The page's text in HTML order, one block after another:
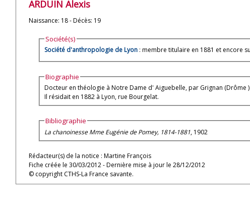
ARDUIN Alexis
Naissance: 18 - Décès: 19
Société(s)
Société d'anthropologie de Lyon
Biographie
Docteur en théologie à Notre Dame d' Aiguebelle, par Grignan (Drôme )
Il résidait en 1882 à Lyon, rue Bourgelat.
Bibliographie
La chanoinesse Mme Eugénie de Pomey, 1814-1881, 1902
Rédacteur(s) de la notice : Martine François
Fiche créée le 30/03/2012 - Dernière mise à jour le 28/12/2012
© copyright CTHS-La France savante.